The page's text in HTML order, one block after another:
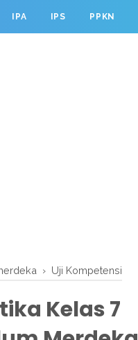
IPA IPS PPKN
› Uji Kompetensi
Kelas 7